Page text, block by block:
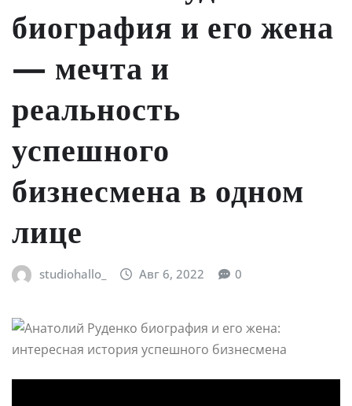
биография и его жена
— мечта и
реальность
успешного
бизнесмена в одном
лице
studiohallo_ Авг 6, 2022 0